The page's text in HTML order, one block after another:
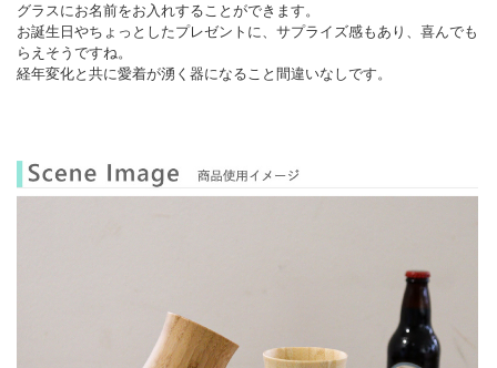
グラスにお名前をお入れすることができます。
お誕生日やちょっとしたプレゼントに、サプライズ感もあり、喜んでも
らえそうですね。
経年変化と共に愛着が湧く器になること間違いなしです。